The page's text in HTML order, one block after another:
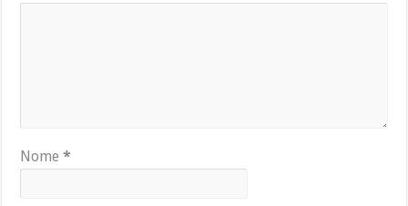
Nome*